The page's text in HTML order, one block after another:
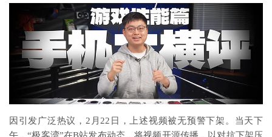
因引发广泛热议，2月22日，上述视频被无预警下架。当天下